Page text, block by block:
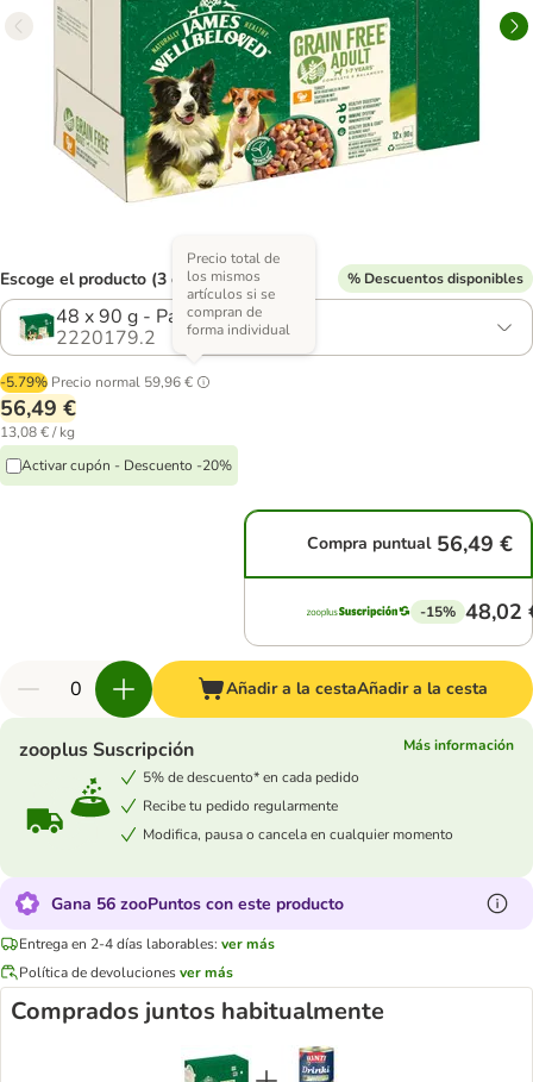
Escoge el producto (3 opciones) % Descuentos disponibles
48 x 90 g - Pack ahorro
2220179.2
-5.79% Precio normal 59,96 €
Precio total de
los mismos
artículos si se
compran de
forma individual
56,49 €
13,08 € / kg
Activar cupón - Descuento -20%
Compra puntual 56,49 €
-15% 48,02
Añadir a la cestaAñadir a la cesta
zooplus Suscripción
Más información
5% de descuento* en cada pedido
Recibe tu pedido regularmente
Modifica, pausa o cancela en cualquier momento
Gana 56 zooPuntos con este producto
Entrega en 2-4 días laborables: ver más
Política de devolucionesver más
Comprados juntos habitualmente